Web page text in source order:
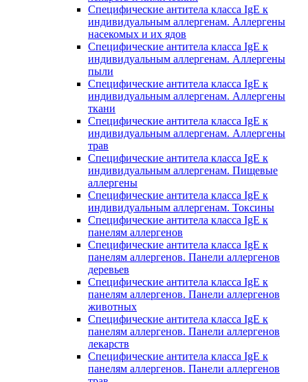
Специфические антитела класса IgE к
индивидуальным аллергенам. Аллергены
насекомых и их ядов
Специфические антитела класса IgE к
индивидуальным аллергенам. Аллергены
пыли
Специфические антитела класса IgE к
индивидуальным аллергенам. Аллергены
ткани
Специфические антитела класса IgE к
индивидуальным аллергенам. Аллергены
трав
Специфические антитела класса IgE к
индивидуальным аллергенам. Пищевые
аллергены
Специфические антитела класса IgE к
индивидуальным аллергенам. Токсины
Специфические антитела класса IgE к
панелям аллергенов
Специфические антитела класса IgE к
панелям аллергенов. Панели аллергенов
деревьев
Специфические антитела класса IgE к
панелям аллергенов. Панели аллергенов
животных
Специфические антитела класса IgE к
панелям аллергенов. Панели аллергенов
лекарств
Специфические антитела класса IgE к
панелям аллергенов. Панели аллергенов